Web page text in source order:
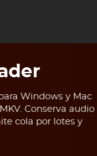
Windows y Mac
Conserva audio
cola por lotes y